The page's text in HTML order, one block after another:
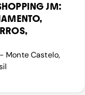
JM:
Monte Castelo,